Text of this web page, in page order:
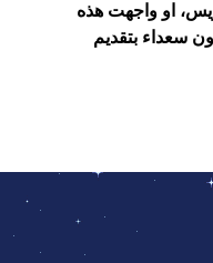
او واجهت هذه
سعداء بتقديم